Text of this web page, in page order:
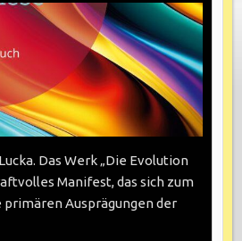
Das Werk „Die Evolution
Manifest, das sich zum
primären Ausprägungen der